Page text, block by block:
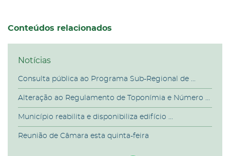
Conteúdos relacionados
Notícias
Consulta pública ao Programa Sub-Regional de ...
Alteração ao Regulamento de Toponímia e Número ...
Município reabilita e disponibiliza edifício ...
Reunião de Câmara esta quinta-feira